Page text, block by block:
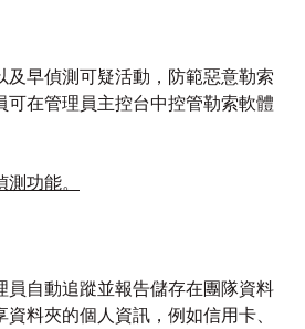
及早偵測可疑活動，防範惡意勒索
可在管理員主控台中控管勒索軟體
功能。
員自動追蹤並報告儲存在團隊資料
料夾的個人資訊，例如信用卡、